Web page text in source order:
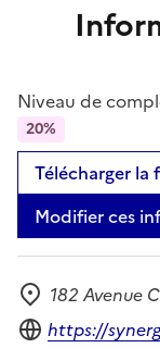
Niveau de
20%
Télécharger la
Modifier ces
Adresse
182 Avenue
Site internet
https://